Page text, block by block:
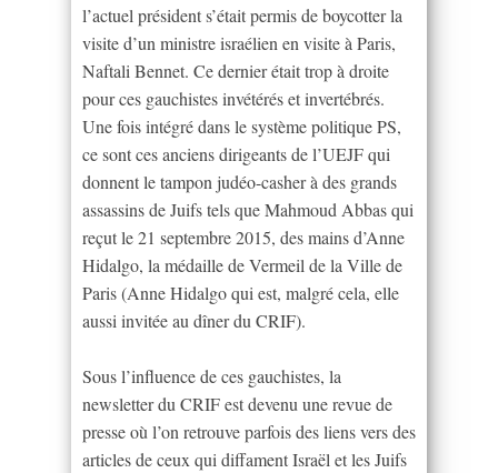
l’actuel président s’était permis de boycotter la
visite d’un ministre israélien en visite à Paris,
Naftali Bennet. Ce dernier était trop à droite
pour ces gauchistes invétérés et invertébrés.
Une fois intégré dans le système politique PS,
ce sont ces anciens dirigeants de l’UEJF qui
donnent le tampon judéo-casher à des grands
assassins de Juifs tels que Mahmoud Abbas qui
reçut le 21 septembre 2015, des mains d’Anne
Hidalgo, la médaille de Vermeil de la Ville de
Paris (Anne Hidalgo qui est, malgré cela, elle
aussi invitée au dîner du CRIF).
Sous l’influence de ces gauchistes, la
newsletter du CRIF est devenu une revue de
presse où l’on retrouve parfois des liens vers des
articles de ceux qui diffament Israël et les Juifs